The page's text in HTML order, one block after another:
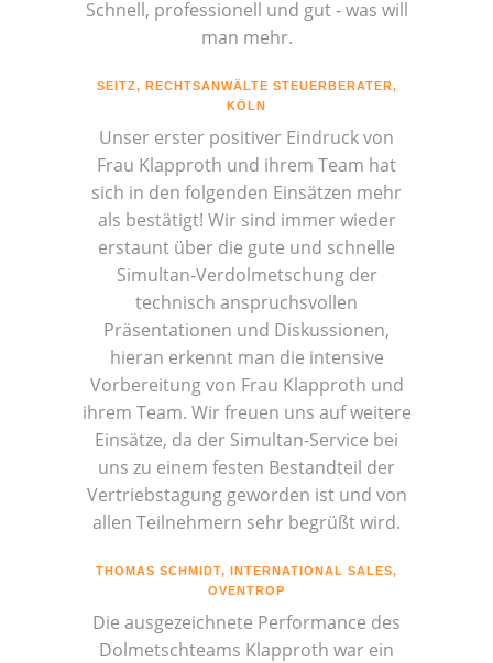
Schnell, professionell und gut - was will
man mehr.
SEITZ, RECHTSANWÄLTE STEUERBERATER,
KÖLN
Unser erster positiver Eindruck von
Frau Klapproth und ihrem Team hat
sich in den folgenden Einsätzen mehr
als bestätigt! Wir sind immer wieder
erstaunt über die gute und schnelle
Simultan-Verdolmetschung der
technisch anspruchsvollen
Präsentationen und Diskussionen,
hieran erkennt man die intensive
Vorbereitung von Frau Klapproth und
ihrem Team. Wir freuen uns auf weitere
Einsätze, da der Simultan-Service bei
uns zu einem festen Bestandteil der
Vertriebstagung geworden ist und von
allen Teilnehmern sehr begrüßt wird.
THOMAS SCHMIDT, INTERNATIONAL SALES,
OVENTROP
Die ausgezeichnete Performance des
Dolmetschteams Klapproth war ein